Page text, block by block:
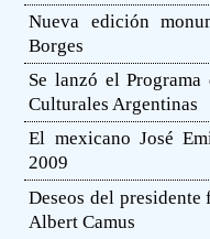
Nueva edición
Borges
Se lanzó el
Culturales Argentinas
El mexicano José
2009
Deseos del presidente
Albert Camus